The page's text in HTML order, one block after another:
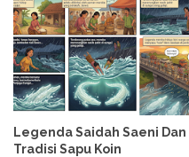
Legenda Saidah Saeni Dan
Tradisi Sapu Koin